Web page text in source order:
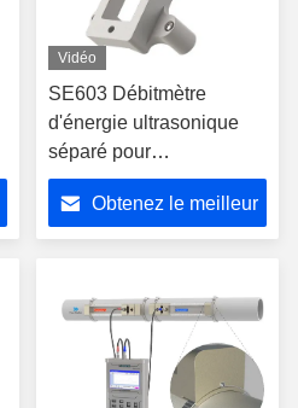
Vidéo
SE603 Débitmètre
d'énergie ultrasonique
séparé pour
l'hydroélectricité
Obtenez le meilleur